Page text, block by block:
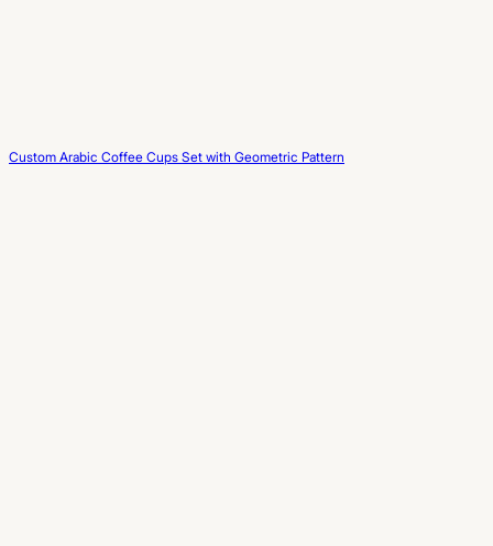
Custom Arabic Coffee Cups Set with Geometric Pattern